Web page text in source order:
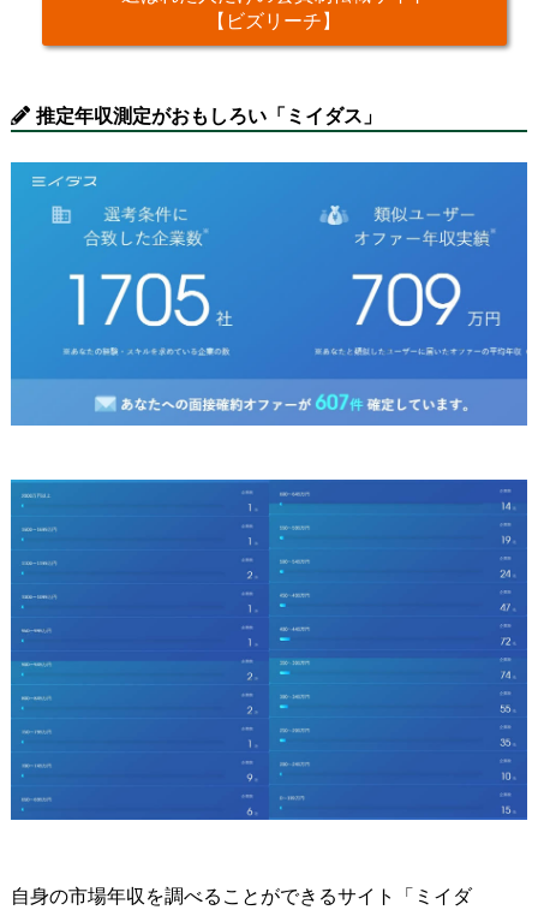
【ビズリーチ】
推定年収測定がおもしろい「ミイダス」
自身の市場年収を調べることができるサイト「ミイダ